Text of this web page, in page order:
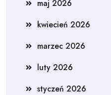
maj 2026
kwiecień 2026
marzec 2026
luty 2026
styczeń 2026